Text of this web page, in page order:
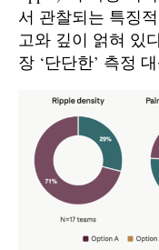
서 관찰되는 특징
고와 깊이 얽혀 있
장 ‘단단한’ 측정